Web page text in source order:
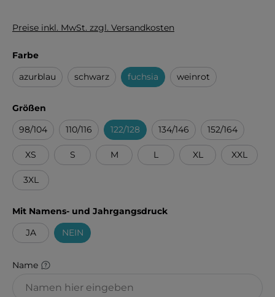
Preise inkl. MwSt. zzgl. Versandkosten
Farbeauswählen
azurblau
schwarz fuchsia weinrot
Größen
98/104
110/116 122/128 134/146 152/164
XS S M L XL XXL
3XL
Mit Namens- und Jahrgangsdruckauswählen
JA
NEIN
Name